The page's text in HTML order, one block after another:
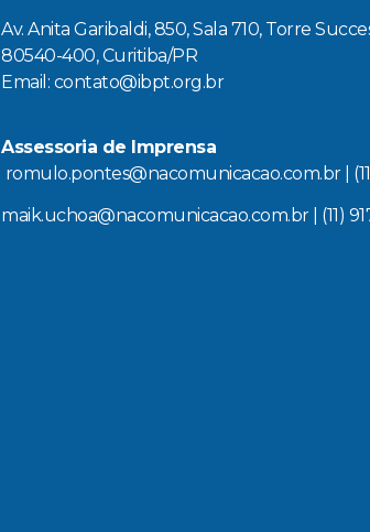
Av. Anita Garibaldi, 850, Sala 710, Torre
80540-400, Curitiba/PR
Email: contato@ibpt.org.br
Assessoria de Imprensa
romulo.pontes@nacomunicacao.com.br |
maik.uchoa@nacomunicacao.com.br | (11)